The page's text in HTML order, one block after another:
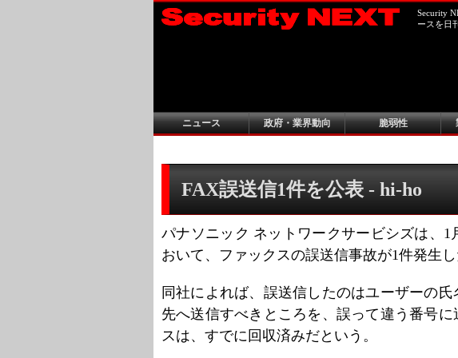
Security
ースを日
ニュース 政府・業界動向 脆弱性
FAX誤送信1件を公表 - hi-ho
パナソニック ネットワークサービシズは、1
おいて、ファックスの誤送信事故が1件発生し
同社によれば、誤送信したのはユーザーの氏
先へ送信すべきところを、誤って違う番号
スは、すでに回収済みだという。